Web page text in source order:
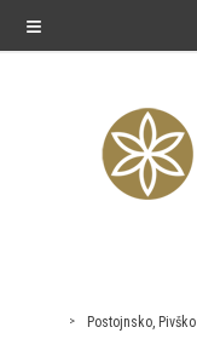
≡
razstavePostojnsko, Pivško